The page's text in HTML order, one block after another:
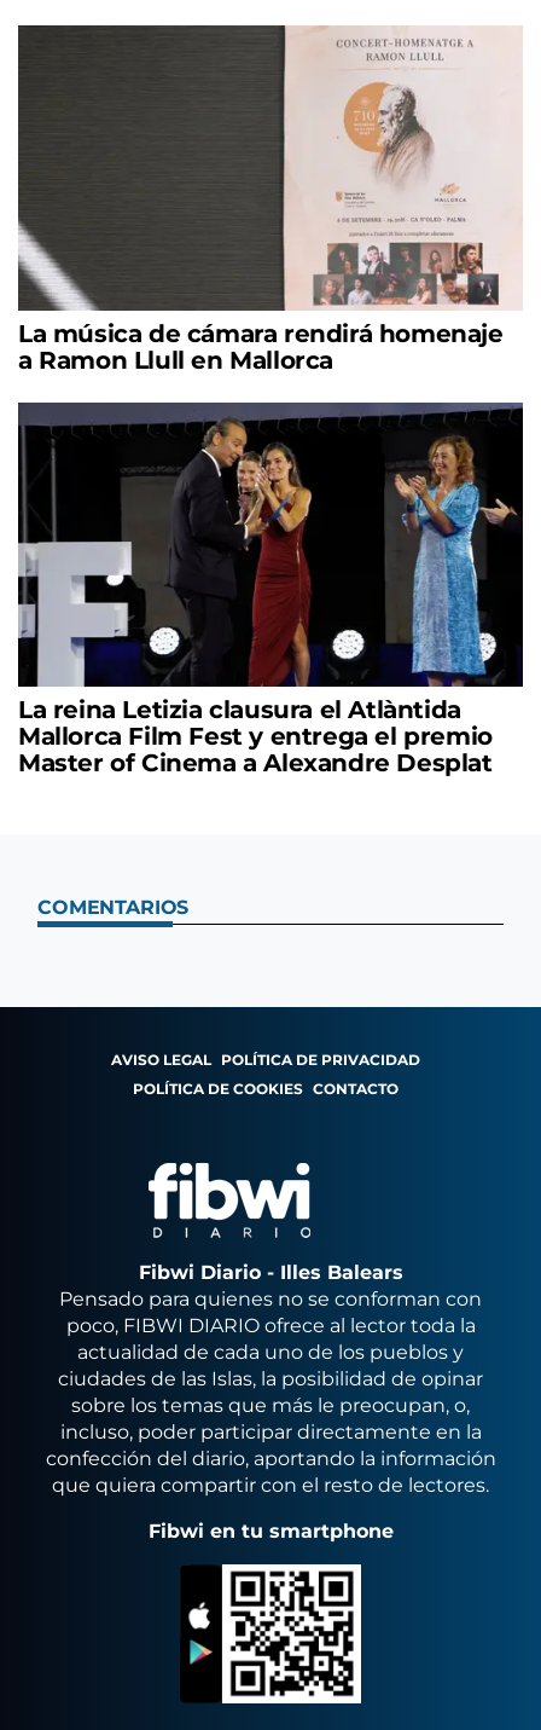
La música de cámara rendirá homenaje
a Ramon Llull en Mallorca
La reina Letizia clausura el Atlàntida
Mallorca Film Fest y entrega el premio
Master of Cinema a Alexandre Desplat
COMENTARIOS
AVISO LEGAL POLÍTICA DE PRIVACIDAD
POLÍTICA DE COOKIES CONTACTO
Fibwi Diario - Illes Balears
Pensado para quienes no se conforman con
poco, FIBWI DIARIO ofrece al lector toda la
actualidad de cada uno de los pueblos y
ciudades de las Islas, la posibilidad de opinar
sobre los temas que más le preocupan, o,
incluso, poder participar directamente en la
confección del diario, aportando la información
que quiera compartir con el resto de lectores.
Fibwi en tu smartphone